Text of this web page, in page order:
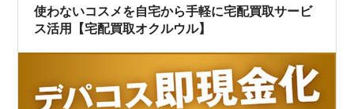
使わないコスメを自宅から手軽に宅配買取サービ
ス活用【宅配買取オクルウル】